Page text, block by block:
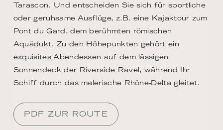
Tarascon. Und entscheiden Sie sich für sportliche
oder geruhsame Ausflüge, z.B. eine Kajaktour zum
Pont du Gard, dem berühmten römischen
Aquädukt. Zu den Höhepunkten gehört ein
exquisites Abendessen auf dem lässigen
Sonnendeck der Riverside Ravel, während Ihr
Schiff durch das malerische Rhône-Delta gleitet.
PDF ZUR ROUTE